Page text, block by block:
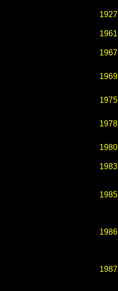
1927
1961
1967
1969
1975
1978
1980
1983
1985
1986
1987